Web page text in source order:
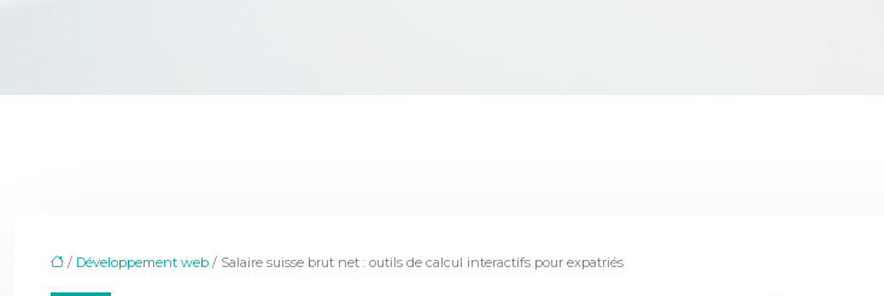
/ Développement web / Salaire suisse brut net : outils de calcul interactifs pour expatriés